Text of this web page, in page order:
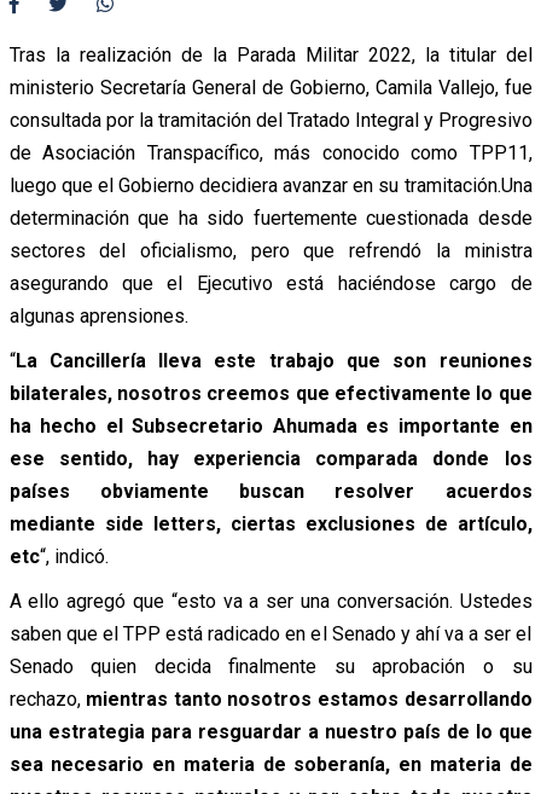
Tras la realización de la Parada Militar 2022, la titular del
ministerio Secretaría General de Gobierno, Camila Vallejo, fue
consultada por la tramitación del Tratado Integral y Progresivo
de Asociación Transpacífico, más conocido como TPP11,
luego que el Gobierno decidiera avanzar en su tramitación.Una
determinación que ha sido fuertemente cuestionada desde
sectores del oficialismo, pero que refrendó la ministra
asegurando que el Ejecutivo está haciéndose cargo de
algunas aprensiones.
“La Cancillería lleva este trabajo que son reuniones
bilaterales, nosotros creemos que efectivamente lo que
ha hecho el Subsecretario Ahumada es importante en
ese sentido, hay experiencia comparada donde los
países obviamente buscan resolver acuerdos
mediante side letters, ciertas exclusiones de artículo,
etc“, indicó.
A ello agregó que “esto va a ser una conversación. Ustedes
saben que el TPP está radicado en el Senado y ahí va a ser el
Senado quien decida finalmente su aprobación o su
rechazo, mientras tanto nosotros estamos desarrollando
una estrategia para resguardar a nuestro país de lo que
sea necesario en materia de soberanía, en materia de